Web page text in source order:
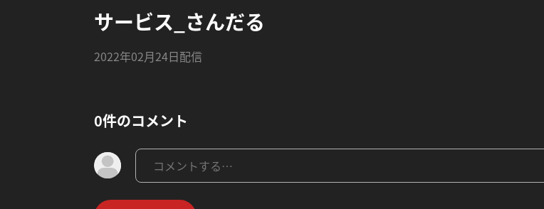
サービス_さんだる
2022年02月24日配信
0件のコメント